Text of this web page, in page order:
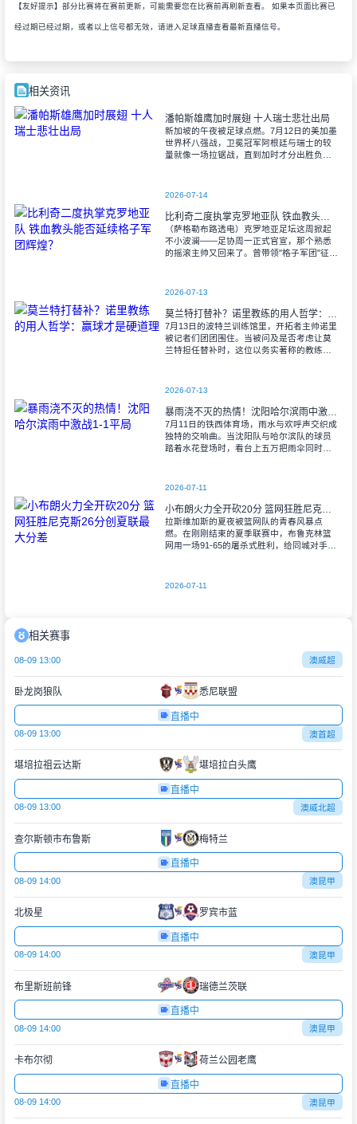
【友好提示】部分比赛将在赛前更新，可能需要您在比赛前再刷新查看。 如果本页面比赛已
经过期已经过期，或者以上信号都无效，请进入足球直播查看最新直播信号。
相关资讯
潘帕斯雄鹰加时展翅 十人瑞士悲壮出局
新加坡的午夜被足球点燃。7月12日的美加墨
世界杯八强战，卫冕冠军阿根廷与瑞士的较
量就像一场拉锯战，直到加时才分出胜负。
2026-07-14
比利奇二度执掌克罗地亚队 铁血教头能否延续格子军团辉煌？
（萨格勒布路透电）克罗地亚足坛这周掀起
不小波澜——足协周一正式官宣，那个熟悉
的摇滚主帅又回来了。曾带领"格子军团"征战
2026-07-13
莫兰特打替补？诺里教练的用人哲学：赢球才是硬道理
7月13日的波特兰训练馆里，开拓者主帅诺里
被记者们团团围住。当被问及是否考虑让莫
兰特担任替补时，这位以务实著称的教练露
2026-07-13
暴雨浇不灭的热情！沈阳哈尔滨雨中激战1-1平局
7月11日的铁西体育场，雨水与欢呼声交织成
独特的交响曲。当沈阳队与哈尔滨队的球员
踏着水花登场时，看台上五万把雨伞同时收
2026-07-11
小布朗火力全开砍20分 篮网狂胜尼克斯26分创夏联最大分差
拉斯维加斯的夏夜被篮网队的青春风暴点
燃。在刚刚结束的夏季联赛中，布鲁克林篮
网用一场91-65的屠杀式胜利，给同城对手尼
2026-07-11
相关赛事
08-09 13:00 澳威超
卧龙岗狼队 悉尼联盟
直播中
08-09 13:00 澳首超
堪培拉祖云达斯 堪培拉白头鹰
直播中
08-09 13:00 澳威北超
查尔斯顿市布鲁斯 梅特兰
直播中
08-09 14:00 澳昆甲
北极星 罗宾市蓝
直播中
08-09 14:00 澳昆甲
布里斯班前锋 瑞德兰茨联
直播中
08-09 14:00 澳昆甲
卡布尔彻 荷兰公园老鹰
直播中
08-09 14:00 澳昆甲